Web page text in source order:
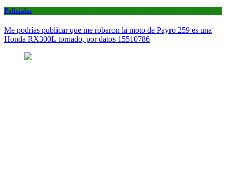
Policiales
Me podrías publicar que me robaron la moto de Payro 259 es una
Honda RX300L tornado, por datos 15510786